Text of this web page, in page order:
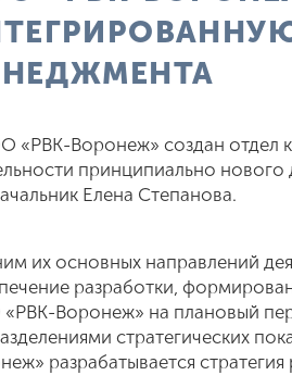
«РВК-Воронеж» создан отдел
принципиально нового
Елена Степанова.
их основных направлений
разработки,
Воронеж» на плановый
стратегических
разрабатывается